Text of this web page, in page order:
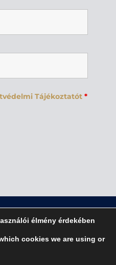
Tájékoztatót *
tájékoztató|
élmény érdekében
cookies we are using or